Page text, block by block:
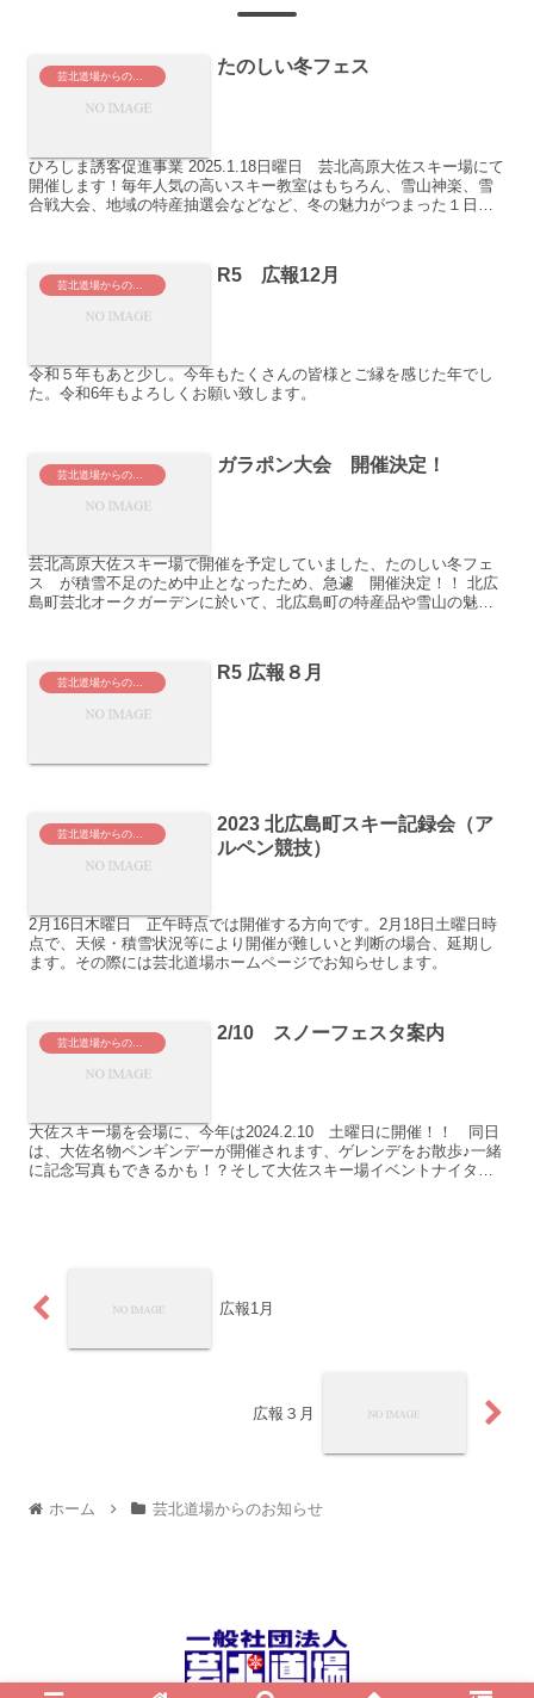
芸北道場からのお知らせ たのしい冬フェス
ひろしま誘客促進事業 2025.1.18日曜日 芸北高原大佐スキー場にて
開催します！毎年人気の高いスキー教室はもちろん、雪山神楽、雪
合戦大会、地域の特産抽選会などなど、冬の魅力がつまった１日と
R5 広報12月
令和５年もあと少し。今年もたくさんの皆様とご縁を感じた年でし
た。令和6年もよろしくお願い致します。
ガラポン大会 開催決定！
芸北高原大佐スキー場で開催を予定していました、たのしい冬フェ
ス が積雪不足のため中止となったため、急遽 開催決定！！ 北広
島町芸北オークガーデンに於いて、北広島町の特産品や雪山の魅力
芸北道場からのお知らせ R5 広報８月
芸北道場からのお知らせ
2023 北広島町スキー記録会（ア
ルペン競技）
2月16日木曜日 正午時点では開催する方向です。2月18日土曜日時
点で、天候・積雪状況等により開催が難しいと判断の場合、延期し
ます。その際には芸北道場ホームページでお知らせします。
2/10 スノーフェスタ案内
大佐スキー場を会場に、今年は2024.2.10 土曜日に開催！！ 同日
は、大佐名物ペンギンデーが開催されます、ゲレンデをお散歩♪一緒
に記念写真もできるかも！？そして大佐スキー場イベントナイター
広報1月
広報３月
ホーム 芸北道場からのお知らせ